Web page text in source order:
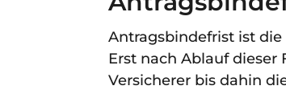
Antragsbindefrist ist
Erst nach Ablauf
Versicherer bis dahin